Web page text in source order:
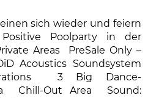
sich wieder und feiern
Poolparty in der
Areas PreSale Only –
Acoustics Soundsystem
3 Big Dance-
Chill-Out Area Sound: